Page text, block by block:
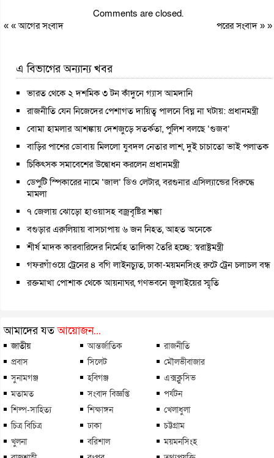
Comments are closed.
« «আগের সংবাদ পরের সংবাদ» »
এ বিভাগের অন্যান্য খবর
ভারত থেকে ২ দশমিক ৩ টন কাঁদুনে গ্যাস আমদানি
রাজনীতি যেন নিজেদের পেশাগত দায়িত্ব পালনে বিঘ্ন না ঘটায়: প্রধানমন্ত্রী
বোমা হামলার আশঙ্কায় দেশজুড়ে সতর্কতা, পুলিশ বলছে ‘গুজব’
বাড়ির পাশের ডোবায় মিললো যুবদল নেতার লাশ, দুই চাচাতো ভাই পলাতক
চিকিৎসক সমাবেশের উদ্বোধন করলেন প্রধানমন্ত্রী
ডেপুটি স্পিকারের নামে ‘জাল’ ডিও লেটার, বরগুনার এসিল্যান্ডের বিরুদ্ধে
মামলা
৭ জেলায় ঝোড়ো হাওয়াসহ বজ্রবৃষ্টির শঙ্কা
বগুড়ার এরুলিয়ায় বাসচাপায় ৬ জন নিহত, আহত অনেকে
শীর্ষ মাদক কারবারিদের নির্মোহ তালিকা তৈরি হচ্ছে: স্বরাষ্ট্রমন্ত্রী
গফরগাঁওয়ে ট্রেনের ৪ বগি লাইনচ্যুত, ঢাকা-ময়মনসিংহ রুটে ট্রেন চলাচল বন্ধ
রক্তমাখা পোশাক থেকে আয়নাঘর, গণভবনে জুলাইয়ের স্মৃতি
আমাদের যতআয়োজন...
জাতীয় আন্তর্জাতিক
রাজনীতি
প্রবাস
সিলেট
মৌলভীবাজার
সুনামগঞ্জ
হবিগঞ্জ
এক্সক্লুসিভ
মতামত
সংবাদ বিজ্ঞপ্তি
পর্যটন
শিল্প-সাহিত্য
শিক্ষাঙ্গন
খেলাধুলা
চিত্র বিচিত্র
ঢাকা
চট্টগ্রাম
খুলনা
বরিশাল
ময়মনসিংহ